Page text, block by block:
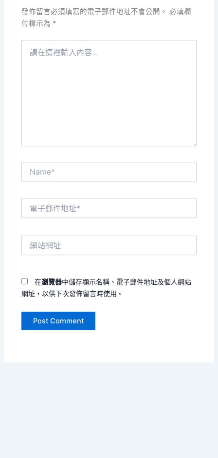
發佈留言必須填寫的電子郵件地址不會公開。 必填欄
位標示為 *
在瀏覽器中儲存顯示名稱、電子郵件地址及個人網站
網址，以供下次發佈留言時使用。